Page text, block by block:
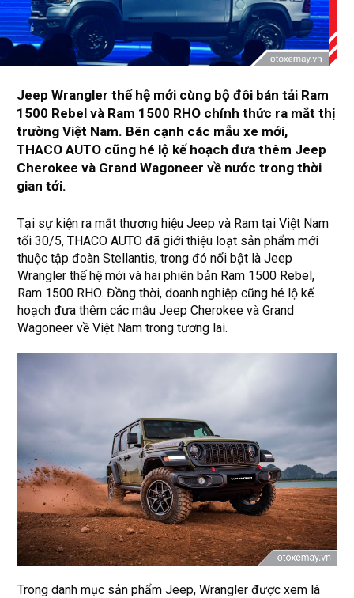
Jeep Wrangler thế hệ mới cùng bộ đôi bán tải Ram
1500 Rebel và Ram 1500 RHO chính thức ra mắt thị
trường Việt Nam. Bên cạnh các mẫu xe mới,
THACO AUTO cũng hé lộ kế hoạch đưa thêm Jeep
Cherokee và Grand Wagoneer về nước trong thời
gian tới.
Tại sự kiện ra mắt thương hiệu Jeep và Ram tại Việt Nam
tối 30/5, THACO AUTO đã giới thiệu loạt sản phẩm mới
thuộc tập đoàn Stellantis, trong đó nổi bật là Jeep
Wrangler thế hệ mới và hai phiên bản Ram 1500 Rebel,
Ram 1500 RHO. Đồng thời, doanh nghiệp cũng hé lộ kế
hoạch đưa thêm các mẫu Jeep Cherokee và Grand
Wagoneer về Việt Nam trong tương lai.
Trong danh mục sản phẩm Jeep, Wrangler được xem là